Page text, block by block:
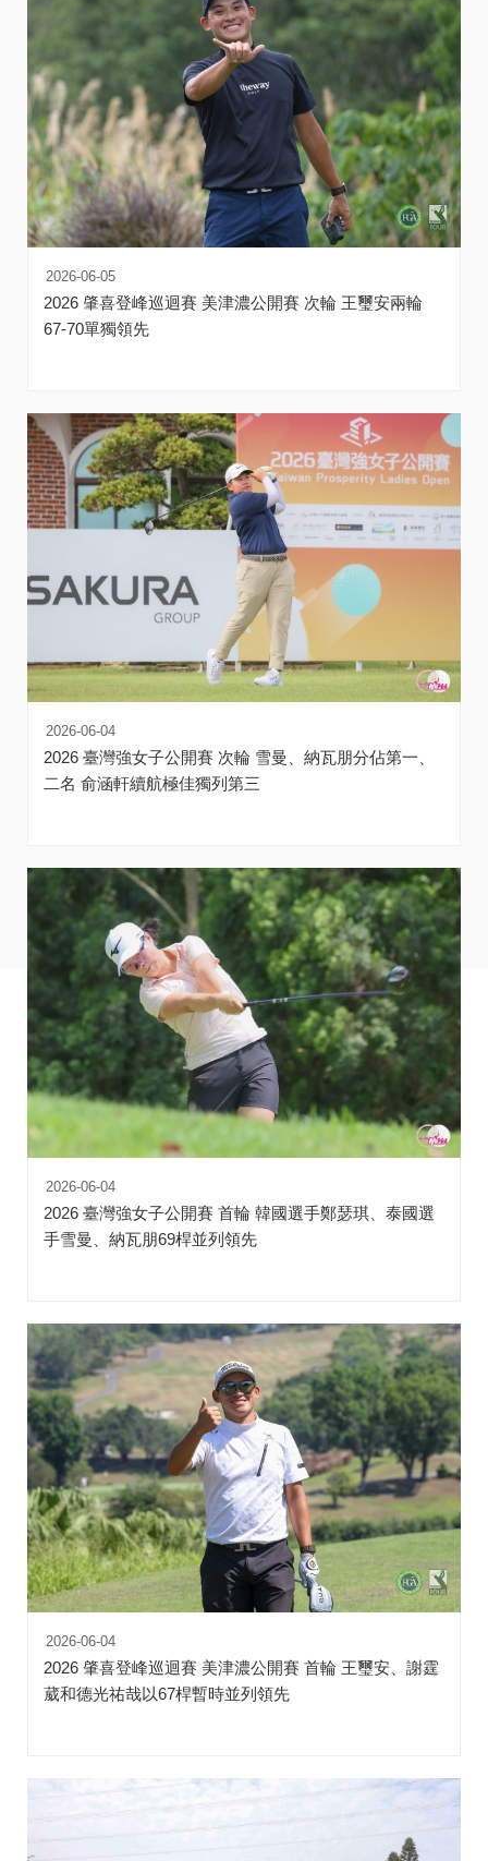
2026-06-05
2026 肇喜登峰巡迴賽 美津濃公開賽 次輪 王璽安兩輪
67-70單獨領先
2026-06-04
2026 臺灣強女子公開賽 次輪 雪曼、納瓦朋分佔第一、
二名 俞涵軒續航極佳獨列第三
2026-06-04
2026 臺灣強女子公開賽 首輪 韓國選手鄭瑟琪、泰國選
手雪曼、納瓦朋69桿並列領先
2026-06-04
2026 肇喜登峰巡迴賽 美津濃公開賽 首輪 王璽安、謝霆
葳和德光祐哉以67桿暫時並列領先